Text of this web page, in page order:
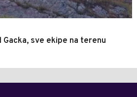
Gacka, sve ekipe na terenu